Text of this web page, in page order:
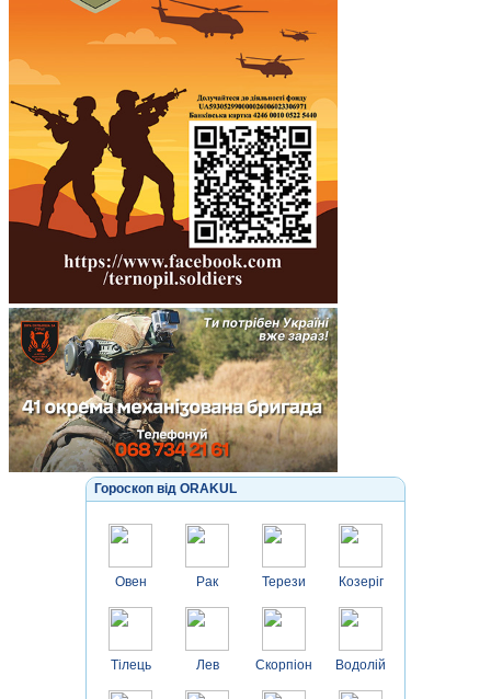
Гороскоп від ORAKUL
Овен
Тілець
Рак
Лев
Терези
Скорпіон
Козеріг
Водолій